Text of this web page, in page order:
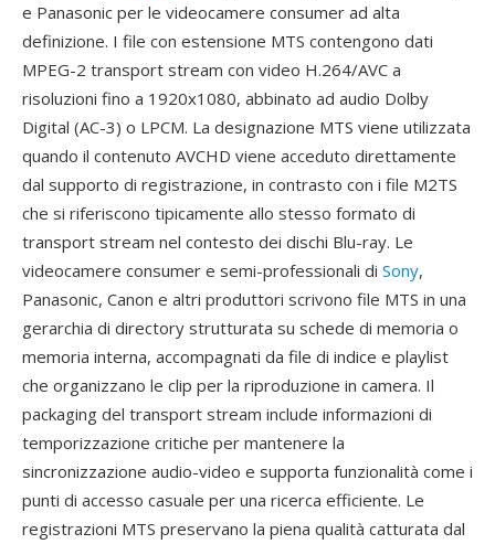
e Panasonic per le videocamere consumer ad alta
definizione. I file con estensione MTS contengono dati
MPEG-2 transport stream con video H.264/AVC a
risoluzioni fino a 1920x1080, abbinato ad audio Dolby
Digital (AC-3) o LPCM. La designazione MTS viene utilizzata
quando il contenuto AVCHD viene acceduto direttamente
dal supporto di registrazione, in contrasto con i file M2TS
che si riferiscono tipicamente allo stesso formato di
transport stream nel contesto dei dischi Blu-ray. Le
videocamere consumer e semi-professionali di Sony,
Panasonic, Canon e altri produttori scrivono file MTS in una
gerarchia di directory strutturata su schede di memoria o
memoria interna, accompagnati da file di indice e playlist
che organizzano le clip per la riproduzione in camera. Il
packaging del transport stream include informazioni di
temporizzazione critiche per mantenere la
sincronizzazione audio-video e supporta funzionalità come i
punti di accesso casuale per una ricerca efficiente. Le
registrazioni MTS preservano la piena qualità catturata dal